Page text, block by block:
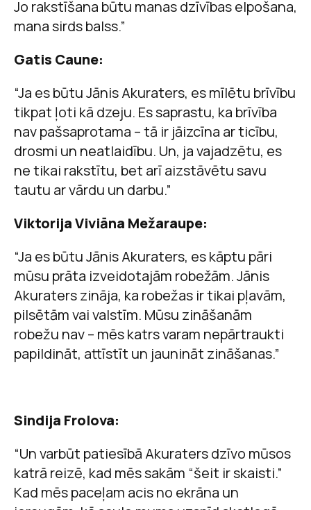
Jo rakstīšana būtu manas dzīvības elpošana,
mana sirds balss.”
Gatis Caune:
“Ja es būtu Jānis Akuraters, es mīlētu brīvību
tikpat ļoti kā dzeju. Es saprastu, ka brīvība
nav pašsaprotama – tā ir jāizcīna ar ticību,
drosmi un neatlaidību. Un, ja vajadzētu, es
ne tikai rakstītu, bet arī aizstāvētu savu
tautu ar vārdu un darbu.”
Viktorija Viviāna Mežaraupe:
“Ja es būtu Jānis Akuraters, es kāptu pāri
mūsu prāta izveidotajām robežām. Jānis
Akuraters zināja, ka robežas ir tikai pļavām,
pilsētām vai valstīm. Mūsu zināšanām
robežu nav – mēs katrs varam nepārtraukti
papildināt, attīstīt un jaunināt zināšanas.”
Sindija Frolova:
“Un varbūt patiesībā Akuraters dzīvo mūsos
katrā reizē, kad mēs sakām “šeit ir skaisti.”
Kad mēs paceļam acis no ekrāna un